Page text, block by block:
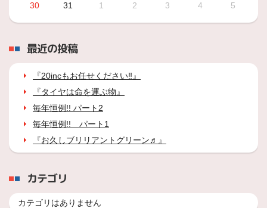
30
31 1 2 3 4 5
最近の投稿
『20incもお任せください‼』
『タイヤは命を運ぶ物』
毎年恒例!! パート2
毎年恒例!! パート1
『お久しブリリアントグリーン♬』
カテゴリ
カテゴリはありません